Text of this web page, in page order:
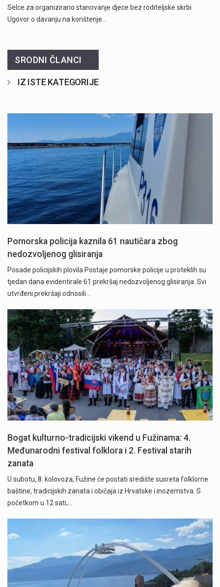
Selce za organizirano stanovanje djece bez roditeljske skrbi.
Ugovor o davanju na korištenje…
SRODNI ČLANCI
IZ ISTE KATEGORIJE
Pomorska policija kaznila 61 nautičara zbog
nedozvoljenog glisiranja
Posade policijskih plovila Postaje pomorske policije u proteklih su
tjedan dana evidentirale 61 prekršaj nedozvoljenog glisiranja. Svi
utvrđeni prekršaji odnosili…
Bogat kulturno-tradicijski vikend u Fužinama: 4.
Međunarodni festival folklora i 2. Festival starih
zanata
U subotu, 8. kolovoza, Fužine će postati središte susreta folklorne
baštine, tradicijskih zanata i običaja iz Hrvatske i inozemstva. S
početkom u 12 sati,…